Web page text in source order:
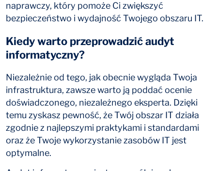
naprawczy, który pomoże Ci zwiększyć
bezpieczeństwo i wydajność Twojego obszaru IT.
Kiedy warto przeprowadzić audyt
informatyczny?
Niezależnie od tego, jak obecnie wygląda Twoja
infrastruktura, zawsze warto ją poddać ocenie
doświadczonego, niezależnego eksperta. Dzięki
temu zyskasz pewność, że Twój obszar IT działa
zgodnie z najlepszymi praktykami i standardami
oraz że Twoje wykorzystanie zasobów IT jest
optymalne.